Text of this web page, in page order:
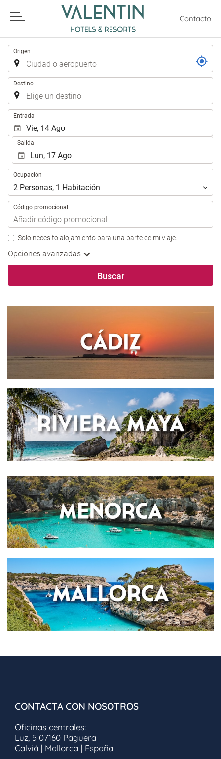
Contacto
HOTELES Y DESTINOS
Apartmentos
Eventos
ESPAÑA
CÁDIZ
Valentin Sancti Petri
MALLORCA
Valentin Somni
Valentin Reina Paguera
Valentin Park Club
Valentin Playa de Muro
MENORCA
Valentin Son Bou
Valentin Star Menorca
MÉXICO
RIVIERA MAYA
CUBA
Valentin Cayo Cruz
Trayecto
Origen
Destino
Entrada
Salida
Ocupación
Ocupación
2 Personas, 1 Habitación
Código promocional
Solo necesito alojamiento para una parte de mi viaje.
Opciones avanzadas
Buscar
CONTACTA CON NOSOTROS
Oficinas centrales:
Luz, 5 07160 Paguera
Calviá | Mallorca | España